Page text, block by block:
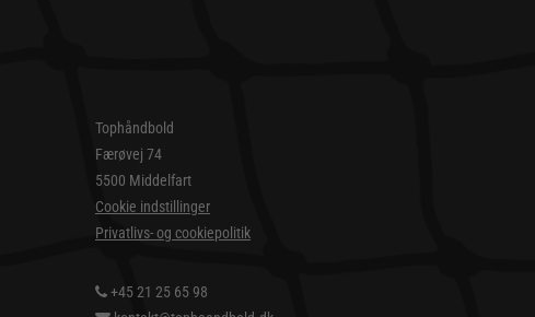
Tophåndbold
Færøvej 74
5500 Middelfart
Cookie indstillinger
Privatlivs- og cookiepolitik
+45 21 25 65 98